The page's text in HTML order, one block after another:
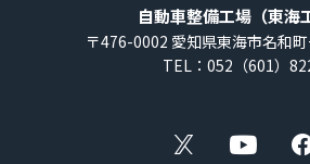
自動車整備工場（東海
〒476-0002 愛知県東海市名和
TEL：052（601）